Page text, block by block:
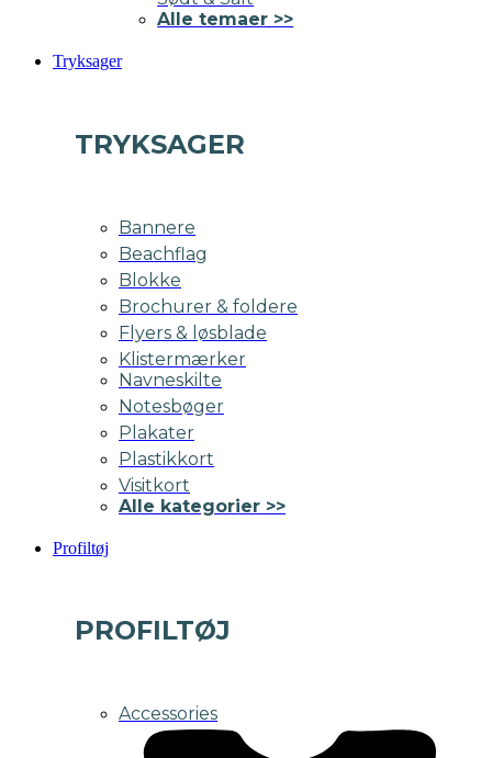
Alle temaer >>
Tryksager
TRYKSAGER
Bannere
Beachflag
Blokke
Brochurer & foldere
Flyers & løsblade
Klistermærker
Navneskilte
Notesbøger
Plakater
Plastikkort
Visitkort
Alle kategorier >>
Profiltøj
PROFILTØJ
Accessories